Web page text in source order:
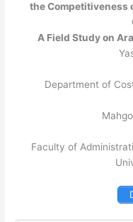
the Competitiveness
Department of
Faculty of